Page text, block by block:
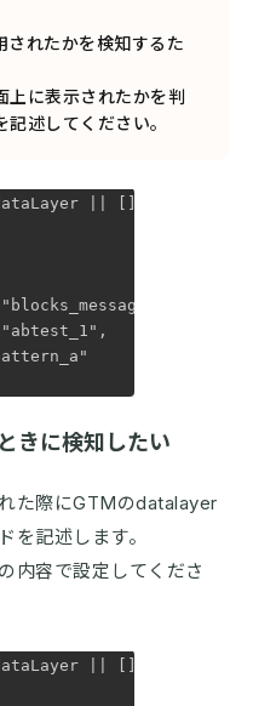
されたかを検知するた
上に表示されたかを判
述してください。
|| [];
きに検知したい
た際にGTMのdatalayer
を記述します。
内容で設定してくださ
|| [];